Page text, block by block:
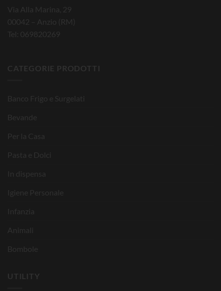
Via Alla Marina, 29
00042 – Anzio (RM)
Tel: 069820269
CATEGORIE PRODOTTI
Banco Frigo e Surgelati
Bevande
Per la Casa
Pasta e Dolci
In dispensa
Igiene Personale
Infanzia
Animali
Bombole
UTILITY